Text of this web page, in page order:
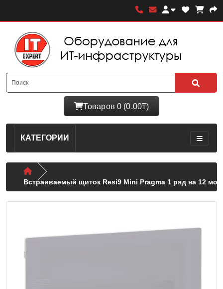
Товаров 0 (0.00₸)
КАТЕГОРИИ
Встраиваемый щиток Resi9 Mini Pragma 1 ряд на 12